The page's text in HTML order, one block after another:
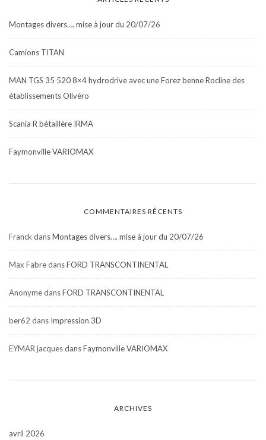
Montages divers…. mise à jour du 20/07/26
Camions TITAN
MAN TGS 35 520 8×4 hydrodrive avec une Forez benne Rocline des
établissements Olivéro
Scania R bétaillère IRMA
Faymonville VARIOMAX
COMMENTAIRES RÉCENTS
Franck dansMontages divers…. mise à jour du 20/07/26
Max FabredansFORD TRANSCONTINENTAL
AnonymedansFORD TRANSCONTINENTAL
ber62 dans Impression 3D
EYMAR jacquesdansFaymonville VARIOMAX
ARCHIVES
avril 2026